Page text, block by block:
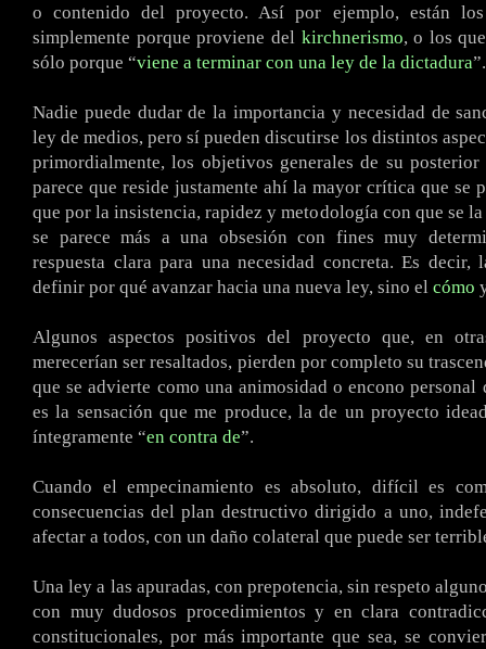
o contenido del proyecto. Así por ejemplo, están
simplemente porque proviene del kirchnerismo, o los
sólo porque “viene a terminar con una ley de la dictadura”.
Nadie puede dudar de la importancia y necesidad de
ley de medios, pero sí pueden discutirse los distintos
primordialmente, los objetivos generales de su
parece que reside justamente ahí la mayor crítica que se
que por la insistencia, rapidez y metodología con que se
se parece más a una obsesión con fines muy
respuesta clara para una necesidad concreta. Es decir,
definir por qué avanzar hacia una nueva ley, sino el cómo
Algunos aspectos positivos del proyecto que, en
merecerían ser resaltados, pierden por completo su
que se advierte como una animosidad o encono personal
es la sensación que me produce, la de un proyecto
íntegramente “en contra de”.
Cuando el empecinamiento es absoluto, difícil es
consecuencias del plan destructivo dirigido a uno,
afectar a todos, con un daño colateral que puede ser
Una ley a las apuradas, con prepotencia, sin respeto
con muy dudosos procedimientos y en clara
constitucionales, por más importante que sea, se